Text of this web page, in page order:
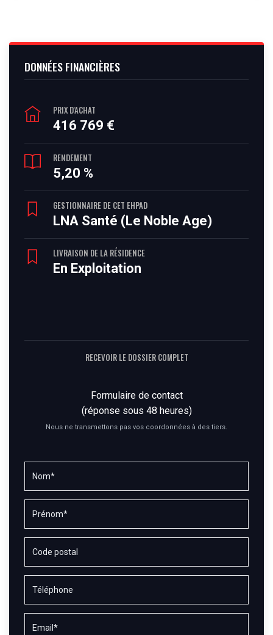
DONNÉES FINANCIÈRES
PRIX D'ACHAT
416 769 €
RENDEMENT
5,20 %
GESTIONNAIRE DE CET EHPAD
LNA Santé (Le Noble Age)
LIVRAISON DE LA RÉSIDENCE
En Exploitation
RECEVOIR LE DOSSIER COMPLET
Formulaire de contact
(réponse sous 48 heures)
Nous ne transmettons pas vos coordonnées à des tiers.